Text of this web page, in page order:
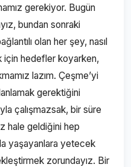
gerekiyor. Bugün
bundan sonraki
olan her şey, nasıl
hedefler koyarken,
lazım. Çeşme’yi
gerektiğini
çalışmazsak, bir süre
hale geldiğini hep
yaşayanlara yetecek
zorundayız. Bir